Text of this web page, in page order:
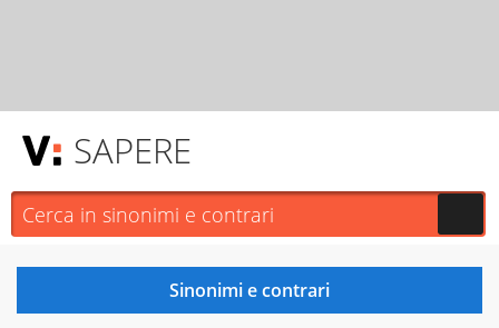
SAPERE